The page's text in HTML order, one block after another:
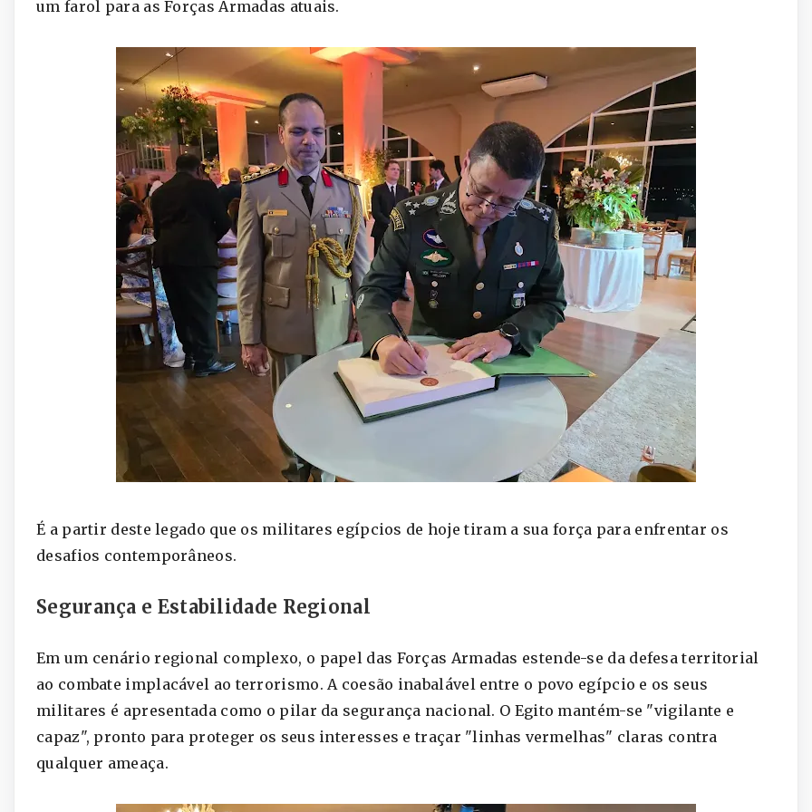
um farol para as Forças Armadas atuais.
É a partir deste legado que os militares egípcios de hoje tiram a sua força para enfrentar os
desafios contemporâneos.
Segurança e Estabilidade Regional
Em um cenário regional complexo, o papel das Forças Armadas estende-se da defesa territorial
ao combate implacável ao terrorismo. A coesão inabalável entre o povo egípcio e os seus
militares é apresentada como o pilar da segurança nacional. O Egito mantém-se "vigilante e
capaz", pronto para proteger os seus interesses e traçar "linhas vermelhas" claras contra
qualquer ameaça.